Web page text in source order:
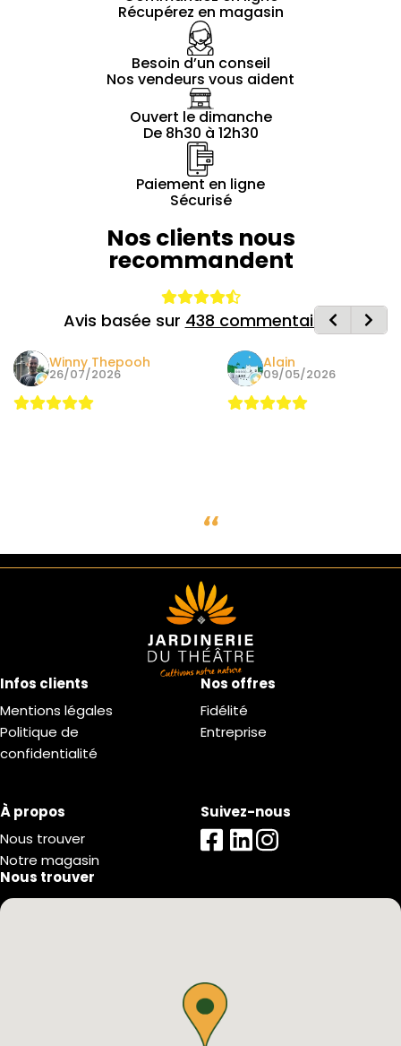
Récupérez en magasin
Besoin d’un conseil
Nos vendeurs vous aident
Ouvert le dimanche
De 8h30 à 12h30
Paiement en ligne
Sécurisé
Nos clients nous
recommandent
Avis basée sur 438 commentaires
Winny Thepooh
26/07/2026
Alain
09/05/2026
Infos clients
Mentions légales
Politique de
confidentialité
Nos offres
Fidélité
Entreprise
À propos
Nous trouver
Notre magasin
Suivez-nous
Nous trouver